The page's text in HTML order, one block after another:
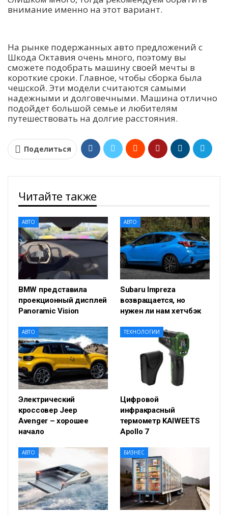
внимание именно на этот вариант.
На рынке подержанных авто предложений с
Шкода Октавия очень много, поэтому вы
сможете подобрать машину своей мечты в
короткие сроки. Главное, чтобы сборка была
чешской. Эти модели считаются самыми
надежными и долговечными. Машина отлично
подойдет большой семье и любителям
путешествовать на долгие расстояния.
Поделиться
Читайте также
АВТО
BMW представила
проекционный дисплей
Panoramic Vision
АВТО
Subaru Impreza
возвращается, но
нужен ли нам хетчбэк
АВТО
Электрический
кроссовер Jeep
Avenger – хорошее
начало
ТЕХНОЛОГИИ
Цифровой
инфракрасный
термометр KAIWEETS
Apollo 7
АВТО БИЗНЕС